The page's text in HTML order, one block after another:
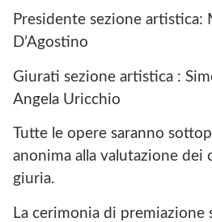
Presidente sezione artistica:
D’Agostino
Giurati sezione artistica :
Angela Uricchio
Tutte le opere saranno
anonima alla valutazione dei
giuria.
La cerimonia di premiazione